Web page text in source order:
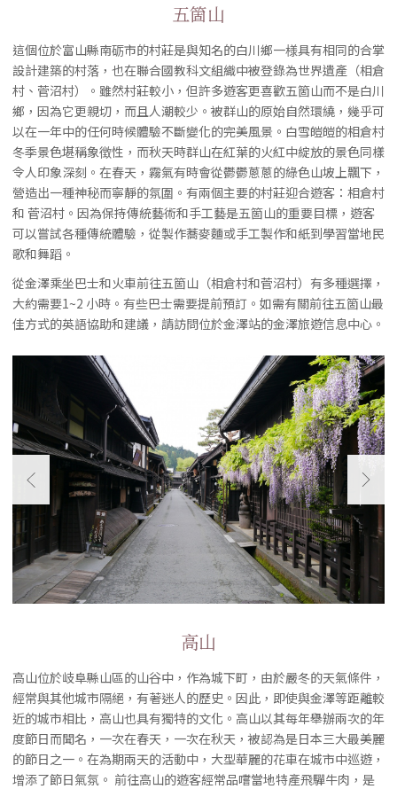
五箇山
這個位於富山縣南砺市的村莊是與知名的白川鄉一様具有相同的合掌
設計建築的村落，也在聯合國教科文組織中被登錄為世界遺產（相倉
村、菅沼村）。雖然村莊較小，但許多遊客更喜歡五箇山而不是白川
鄉，因為它更親切，而且人潮較少。被群山的原始自然環繞，幾乎可
以在一年中的任何時候體驗不斷變化的完美風景。白雪皚皚的相倉村
冬季景色堪稱象徴性，而秋天時群山在紅葉的火紅中綻放的景色同樣
令人印象深刻。在春天，霧氣有時會從鬱鬱蔥蔥的綠色山坡上飄下，
營造出一種神秘而寧靜的氛圍。有兩個主要的村莊迎合遊客：相倉村
和 菅沼村。因為保持傳統藝術和手工藝是五箇山的重要目標，遊客
可以嘗試各種傳統體驗，從製作蕎麥麵或手工製作和紙到學習當地民
歌和舞蹈。
從金澤乘坐巴士和火車前往五箇山（相倉村和菅沼村）有多種選擇，
大約需要1~2 小時。有些巴士需要提前預訂。如需有關前往五箇山最
佳方式的英語協助和建議，請訪問位於金澤站的金澤旅遊信息中心。
高山
高山位於岐阜縣山區的山谷中，作為城下町，由於嚴冬的天氣條件，
經常與其他城市隔絕，有著迷人的歷史。因此，即使與金澤等距離較
近的城市相比，高山也具有獨特的文化。高山以其每年舉辦兩次的年
度節日而聞名，一次在春天，一次在秋天，被認為是日本三大最美麗
的節日之一。在為期兩天的活動中，大型華麗的花車在城市中巡遊，
增添了節日氣氛。 前往高山的遊客經常品嚐當地特產飛驒牛肉，是